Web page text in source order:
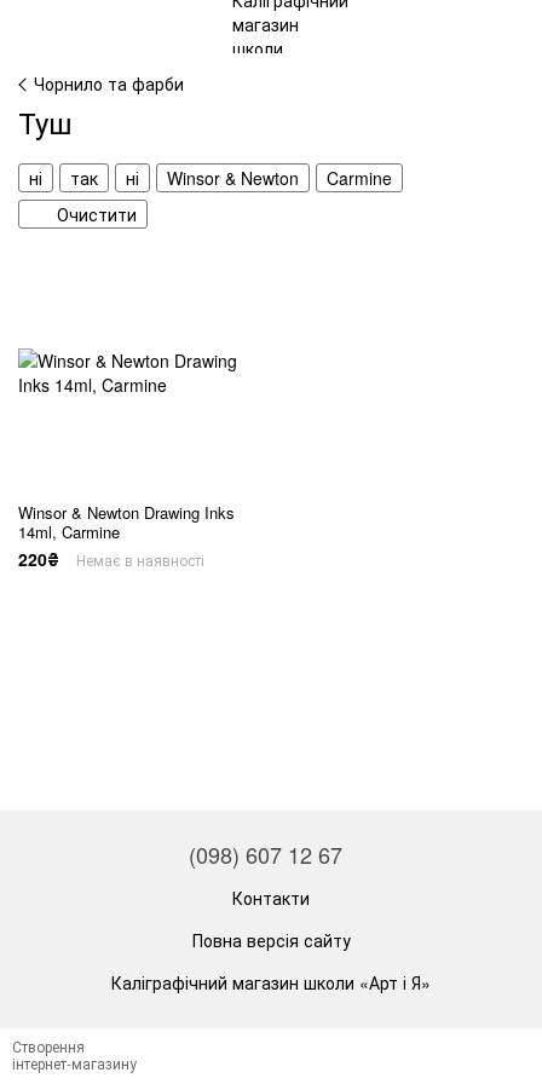
Чорнило та фарби
Туш
ні так ні Winsor & Newton
Carmine
Очистити
Winsor & Newton Drawing Inks
14ml, Carmine
220₴ Немає в наявності
(098) 607 12 67
Контакти
Повна версія сайту
Каліграфічний магазин школи «Арт і Я»
Створення
інтернет-магазину